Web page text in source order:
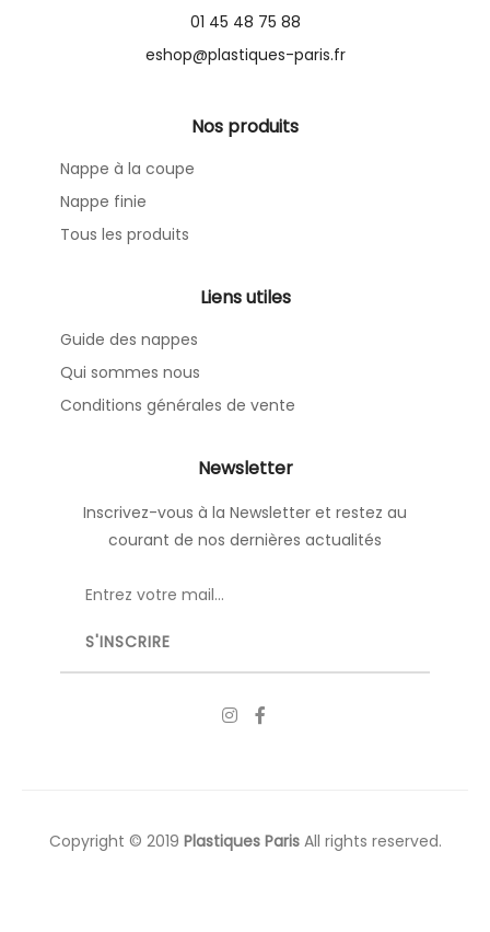
01 45 48 75 88
eshop@plastiques-paris.fr
Nos produits
Nappe à la coupe
Nappe finie
Tous les produits
Liens utiles
Guide des nappes
Qui sommes nous
Conditions générales de vente
Newsletter
Inscrivez-vous à la Newsletter et restez au
courant de nos dernières actualités
Copyright © 2019 Plastiques ParisAll rights reserved.